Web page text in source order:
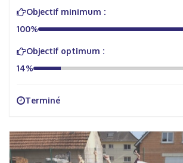
Objectif minimum :
100%
Objectif optimum :
14%
Terminé